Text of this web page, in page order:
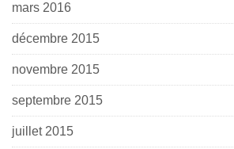
mars 2016
décembre 2015
novembre 2015
septembre 2015
juillet 2015